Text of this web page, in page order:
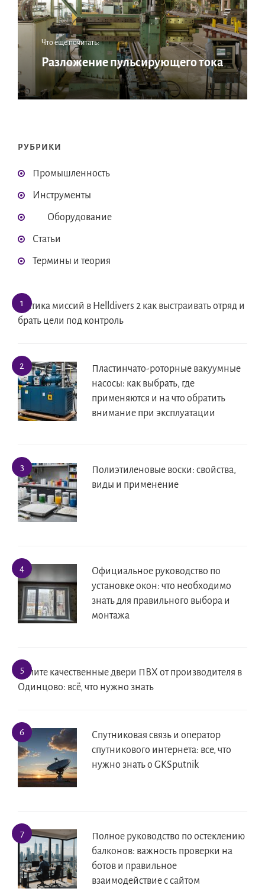
Что еще почитать:
Разложение пульсирующего тока
РУБРИКИ
Промышленность
Инструменты
Оборудование
Статьи
Термины и теория
Тактика миссий в Helldivers 2 как выстраивать отряд и
брать цели под контроль
Пластинчато-роторные вакуумные
насосы: как выбрать, где
применяются и на что обратить
внимание при эксплуатации
Полиэтиленовые воски: свойства,
виды и применение
Официальное руководство по
установке окон: что необходимо
знать для правильного выбора и
монтажа
Купите качественные двери ПВХ от производителя в
Одинцово: всё, что нужно знать
Спутниковая связь и оператор
спутникового интернета: все, что
нужно знать о GKSputnik
Полное руководство по остеклению
балконов: важность проверки на
ботов и правильное
взаимодействие с сайтом